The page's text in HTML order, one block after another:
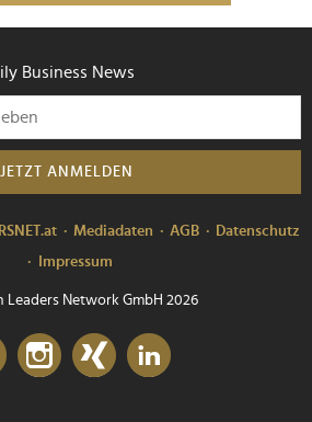
Business News
JETZT ANMELDEN
Mediadaten AGB
Datenschutz
Impressum
Network GmbH 2026